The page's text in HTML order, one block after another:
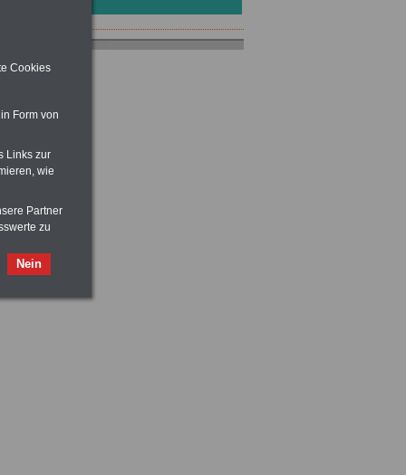
Cookies
Form von
Links zur
wie
Partner
zu
Nein